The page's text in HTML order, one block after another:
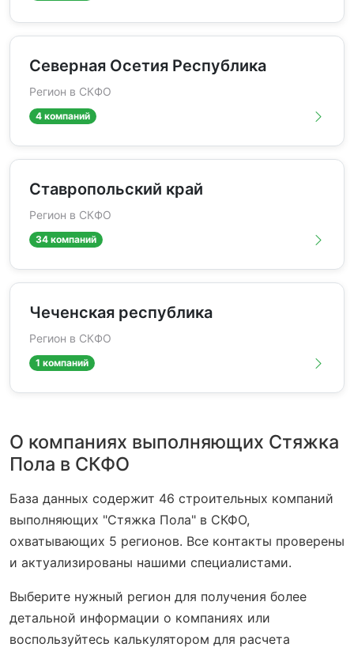
Северная Осетия Республика
Регион в СКФО
4 компаний
Ставропольский край
Регион в СКФО
34 компаний
Чеченская республика
Регион в СКФО
1 компаний
О компаниях выполняющих Стяжка
Пола в СКФО
База данных содержит 46 строительных компаний
выполняющих "Стяжка Пола" в СКФО,
охватывающих 5 регионов. Все контакты проверены
и актуализированы нашими специалистами.
Выберите нужный регион для получения более
детальной информации о компаниях или
воспользуйтесь калькулятором для расчета